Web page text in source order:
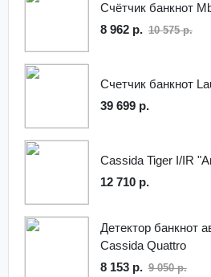
Счётчик банкнот
8 962 р. 10 575 р.
Счетчик банкнот
39 699 р.
Cassida Tiger I/IR
12 710 р.
Детектор банкнот
Cassida Quattro
8 153 р. 9 050 р.